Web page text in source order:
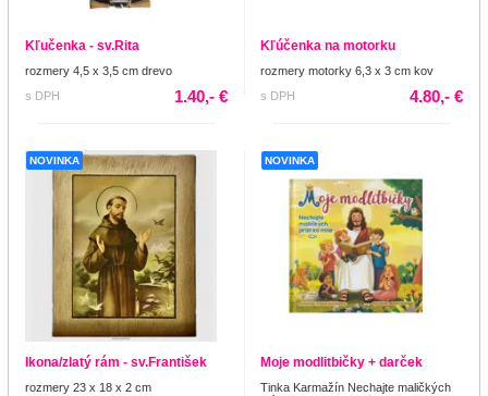
Kľučenka - sv.Rita
rozmery 4,5 x 3,5 cm drevo
s DPH
1.40,- €
Kľúčenka na motorku
rozmery motorky 6,3 x 3 cm kov
s DPH
4.80,- €
NOVINKA
Ikona/zlatý rám - sv.František
rozmery 23 x 18 x 2 cm
NOVINKA
Moje modlitbičky + darček
Tinka Karmažín Nechajte maličkých